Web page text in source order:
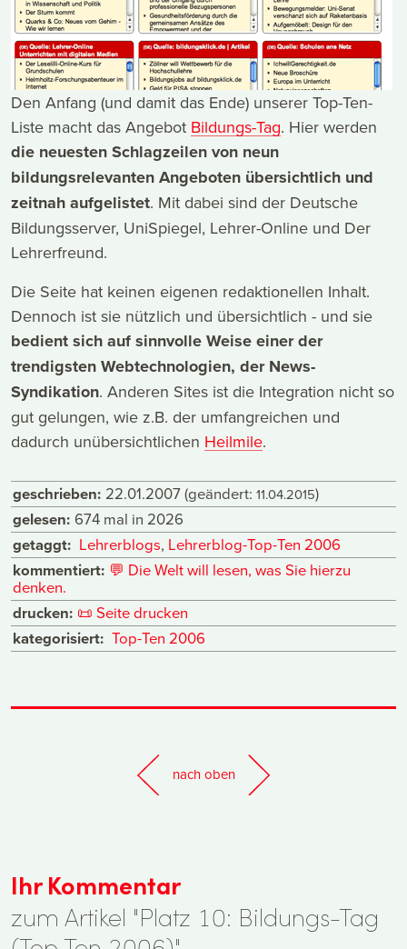
Den Anfang (und damit das Ende) unserer Top-Ten-
Liste macht das Angebot Bildungs-Tag. Hier werden
die neuesten Schlagzeilen von neun
bildungsrelevanten Angeboten übersichtlich und
zeitnah aufgelistet. Mit dabei sind der Deutsche
Bildungsserver, UniSpiegel, Lehrer-Online und Der
Lehrerfreund.
Die Seite hat keinen eigenen redaktionellen Inhalt.
Dennoch ist sie nützlich und übersichtlich - und sie
bedient sich auf sinnvolle Weise einer der
trendigsten Webtechnologien, der News-
Syndikation. Anderen Sites ist die Integration nicht so
gut gelungen, wie z.B. der umfangreichen und
dadurch unübersichtlichen Heilmile.
geschrieben: 22.01.2007(geändert: 11.04.2015)
gelesen: 674 mal in 2026
getaggt: Lehrerblogs, Lehrerblog-Top-Ten 2006
kommentiert: 💬 Die Welt will lesen, was Sie hierzu
denken.
drucken: 📜 Seite drucken
kategorisiert: Top-Ten 2006
nach oben
Ihr Kommentar
zum Artikel "Platz 10: Bildungs-Tag